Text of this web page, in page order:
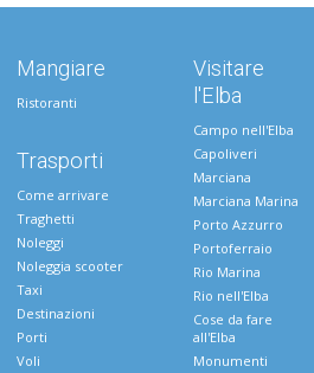
Mangiare
Ristoranti
Trasporti
Come arrivare
Traghetti
Noleggi
Noleggia scooter
Taxi
Destinazioni
Porti
Voli
Visitare
l'Elba
Campo nell'Elba
Capoliveri
Marciana
Marciana Marina
Porto Azzurro
Portoferraio
Rio Marina
Rio nell'Elba
Cose da fare
all'Elba
Monumenti